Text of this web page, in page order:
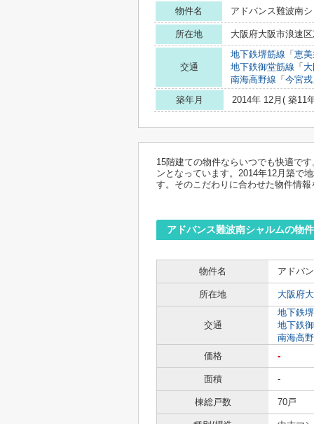
物件名 アドバンス難波南
所在地 大阪府大阪市浪速
交通
地下鉄堺筋線 「 恵
地下鉄御堂筋線 「
南海高野線 「 今宮戎
築年月
2014年 12月( 築11
15階建ての物件ならいつでも快適で
ンとなっています。2014年12月築で
す。そのこだわりに合わせた物件情
アドバンス難波南シャルムの物
物件名
アドバ
所在地 大阪府
交通
地下鉄
地下鉄
南海高
価格
-
面積 -
棟総戸数 70戸